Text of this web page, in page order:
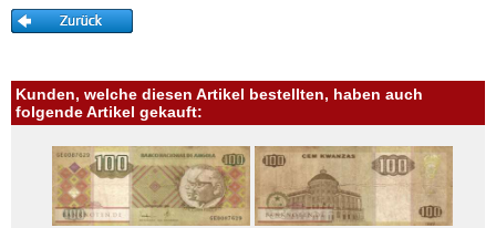
Zahlungsbedingungen
Widerrufsbelehrung
Liefer- und Versandkosten
AGB
Impressum
Kunden, welche diesen Artikel bestellten, haben auch
folgende Artikel gekauft: